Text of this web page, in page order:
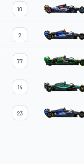
10
2
77
14
23